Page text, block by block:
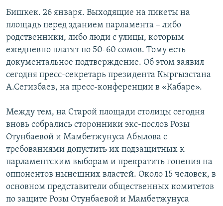
ЭКСПЕРТТЕР ТАЛДАЙТ
БИЗ ЖАНА ДҮЙНӨ
ДАНИСТЕ
ЭЖЕ-СИҢДИЛЕР
АЗАТТЫК+
ӨЗГӨЧӨ ПИКИР
Русский
ОНЛАЙН ШЕРИНЕ
ЭЕ/АРнун бардык сайттары
Бишкек. 26 января. Выходящие на пикеты на
площадь перед зданием парламента – либо
родственники, либо люди с улицы, которым
ежедневно платят по 50-60 сомов. Тому есть
документальное подтверждение. Об этом заявил
сегодня пресс-секретарь президента Кыргызстана
А.Сегизбаев, на пресс-конференции в «Кабаре».
Между тем, на Старой площади столицы сегодня
вновь собрались сторонники экс-послов Розы
Отунбаевой и Мамбетжунуса Абылова с
требованиями допустить их подзащитных к
парламентским выборам и прекратить гонения на
оппонентов нынешних властей. Около 15 человек, в
основном представители общественных комитетов
по защите Розы Отунбаевой и Мамбетжунуса